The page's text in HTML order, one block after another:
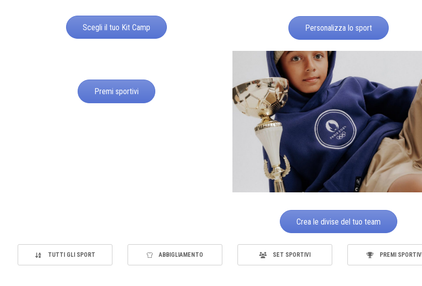
Scegli il tuo Kit Camp Personalizza lo sport
Premi sportivi
Crea le divise del tuo team
TUTTI GLI SPORT ABBIGLIAMENTO SET SPORTIVI PREMI SPORTIVI